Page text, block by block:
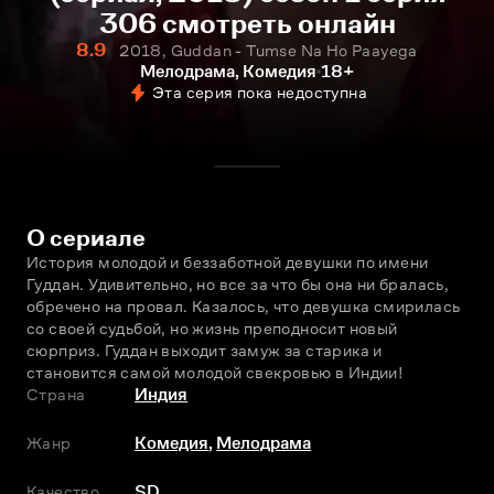
306 смотреть онлайн
8.9
2018, Guddan - Tumse Na Ho Paayega
Мелодрама, Комедия 18+
Эта серия пока недоступна
О сериале
История молодой и беззаботной девушки по имени
Гуддан. Удивительно, но все за что бы она ни бралась,
обречено на провал. Казалось, что девушка смирилась
со своей судьбой, но жизнь преподносит новый
сюрприз. Гуддан выходит замуж за старика и
становится самой молодой свекровью в Индии!
Страна
Индия
Жанр Комедия, Мелодрама